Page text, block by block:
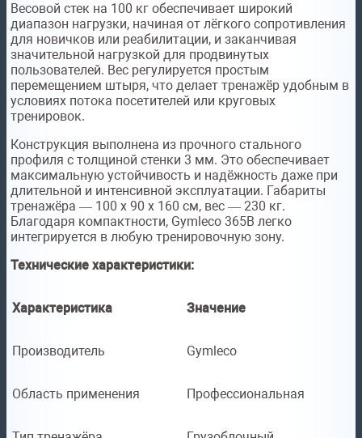
Весовой стек на 100 кг обеспечивает широкий
диапазон нагрузки, начиная от лёгкого сопротивления
для новичков или реабилитации, и заканчивая
значительной нагрузкой для продвинутых
пользователей. Вес регулируется простым
перемещением штыря, что делает тренажёр удобным в
условиях потока посетителей или круговых
тренировок.
Конструкция выполнена из прочного стального
профиля с толщиной стенки 3 мм. Это обеспечивает
максимальную устойчивость и надёжность даже при
длительной и интенсивной эксплуатации. Габариты
тренажёра — 100 х 90 х 160 см, вес — 230 кг.
Благодаря компактности, Gymleco 365B легко
интегрируется в любую тренировочную зону.
Технические характеристики:
Характеристика Значение
Производитель Gymleco
Область применения Профессиональная